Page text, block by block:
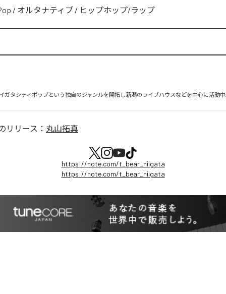
/ オルタナティブ / ヒップホップ/ラップ
ガタシティポップという独自のジャンルを開拓し新潟のライブハウスなどを中心に活動中
リリース： 丸山拓真
https://note.com/t_bear_niigata
https://note.com/t_bear_niigata